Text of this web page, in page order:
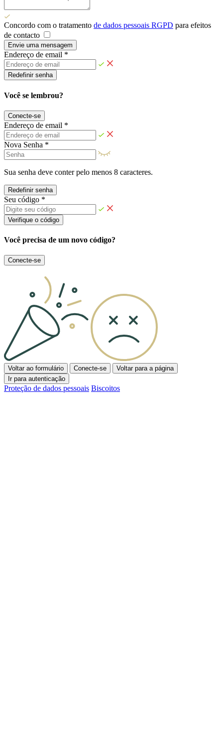
Concordo com o tratamento de dados pessoais RGPD para efeitos
de contacto
Envie uma mensagem
Endereço de email *
Redefinir senha
Você se lembrou?
Conecte-se
Endereço de email *
Nova Senha *
Sua senha deve conter pelo menos 8 caracteres.
Redefinir senha
Seu código *
Verifique o código
Você precisa de um novo código?
Conecte-se
Voltar ao formulário Conecte-se
Voltar para a página
Ir para autenticação
Proteção de dados pessoais Biscoitos